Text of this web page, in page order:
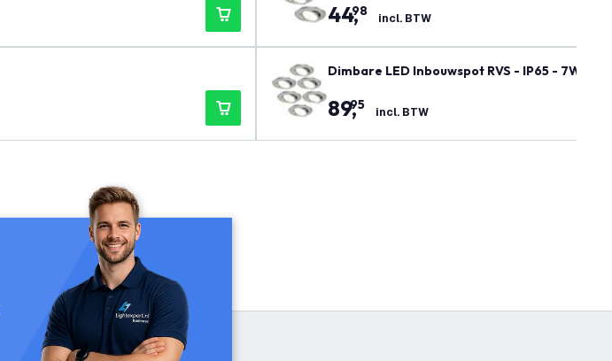
44,
98 incl. BTW
Dimbare LED Inbouwspot RVS - IP65 - 7W -
89,
95 incl. BTW